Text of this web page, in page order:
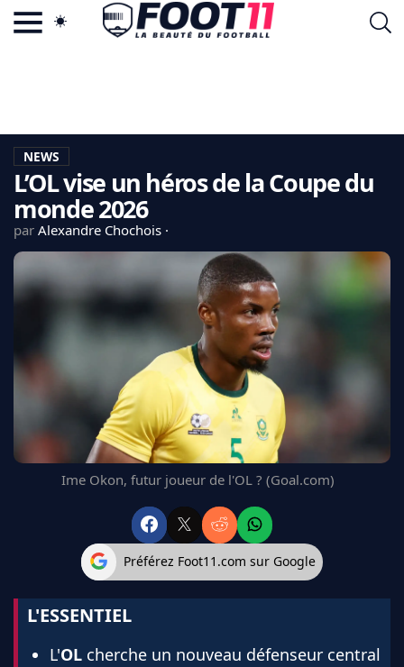
LA CHARTE
VIE PRIVÉE
CGU
CONTACTEZ-NOUS
MERCATO
PSG
LIGUE 1
REAL MADRID
FC BARCELONE
MANCHESTER UNITED
CHELSEA
ARSENAL
L'AVIS DE LA RÉDAC'
NEWS
L’OL vise un héros de la Coupe du
monde 2026
par Alexandre Chochois
Ime Okon, futur joueur de l'OL ? (Goal.com)
Préférez Foot11.com sur Google
L'ESSENTIEL
L'OL cherche un nouveau défenseur central